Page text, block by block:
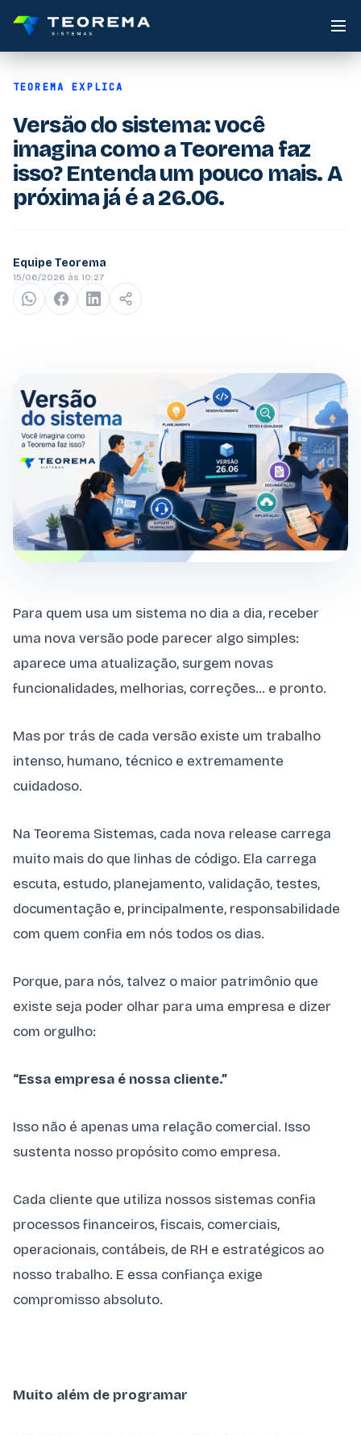
TEOREMA EXPLICA
Versão do sistema: você
imagina como a Teorema faz
isso? Entenda um pouco mais. A
próxima já é a 26.06.
Equipe Teorema
15/06/2026 às 10:27
Para quem usa um sistema no dia a dia, receber
uma nova versão pode parecer algo simples:
aparece uma atualização, surgem novas
funcionalidades, melhorias, correções… e pronto.
Mas por trás de cada versão existe um trabalho
intenso, humano, técnico e extremamente
cuidadoso.
Na Teorema Sistemas, cada nova release carrega
muito mais do que linhas de código. Ela carrega
escuta, estudo, planejamento, validação, testes,
documentação e, principalmente, responsabilidade
com quem confia em nós todos os dias.
Porque, para nós, talvez o maior patrimônio que
existe seja poder olhar para uma empresa e dizer
com orgulho:
“Essa empresa é nossa cliente.”
Isso não é apenas uma relação comercial. Isso
sustenta nosso propósito como empresa.
Cada cliente que utiliza nossos sistemas confia
processos financeiros, fiscais, comerciais,
operacionais, contábeis, de RH e estratégicos ao
nosso trabalho. E essa confiança exige
compromisso absoluto.
Muito além de programar